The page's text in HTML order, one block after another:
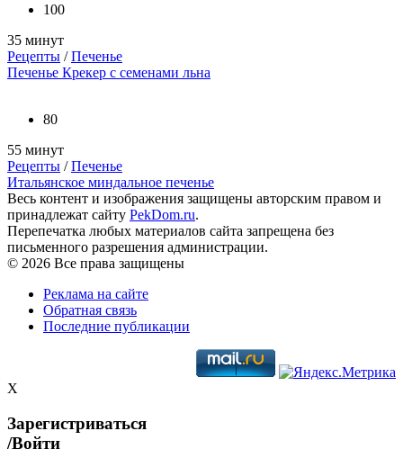
100
35 минут
Рецепты /Печенье
Печенье Крекер с семенами льна
80
55 минут
Рецепты /Печенье
Итальянское миндальное печенье
Весь контент и изображения защищены авторским правом и
принадлежат сайту PekDom.ru.
Перепечатка любых материалов сайта запрещена без
письменного разрешения администрации.
© 2026 Все права защищены
Реклама на сайте
Обратная связь
Последние публикации
X
Зарегистриваться
/Войти